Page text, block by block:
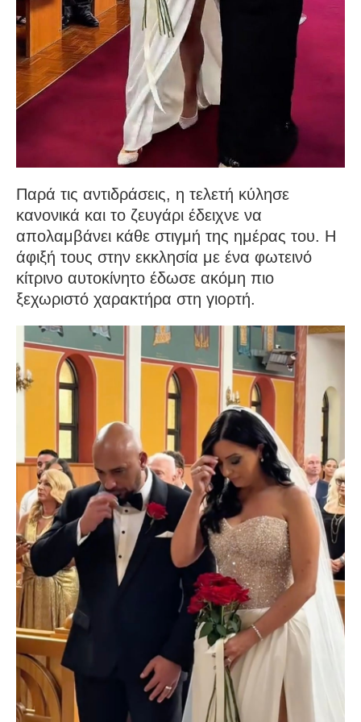
Παρά τις αντιδράσεις, η τελετή κύλησε
κανονικά και το ζευγάρι έδειχνε να
απολαμβάνει κάθε στιγμή της ημέρας του. Η
άφιξή τους στην εκκλησία με ένα φωτεινό
κίτρινο αυτοκίνητο έδωσε ακόμη πιο
ξεχωριστό χαρακτήρα στη γιορτή.